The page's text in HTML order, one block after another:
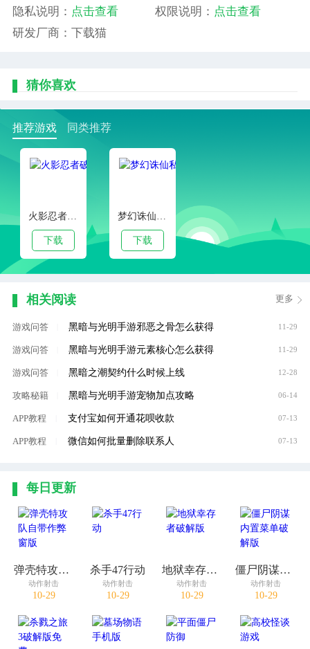
隐私说明： 点击查看 权限说明： 点击查看
研发厂商：下载猫
猜你喜欢
推荐游戏 同类推荐
火影忍者破解版全忍者
下载 下载
相关阅读 更多
游戏问答 黑暗与光明手游邪恶之骨怎么获得 11-29
游戏问答 黑暗与光明手游元素核心怎么获得 11-29
游戏问答 黑暗之潮契约什么时候上线 12-28
攻略秘籍 黑暗与光明手游宠物加点攻略 06-14
APP教程 支付宝如何开通花呗收款 07-13
APP教程 微信如何批量删除联系人 07-13
每日更新
弹壳特攻队自带作弊窗版
动作射击
10-29
杀手47行动
动作射击
10-29
地狱幸存者破解版
动作射击
10-29
僵尸阴谋内置菜单破解版
动作射击
10-29